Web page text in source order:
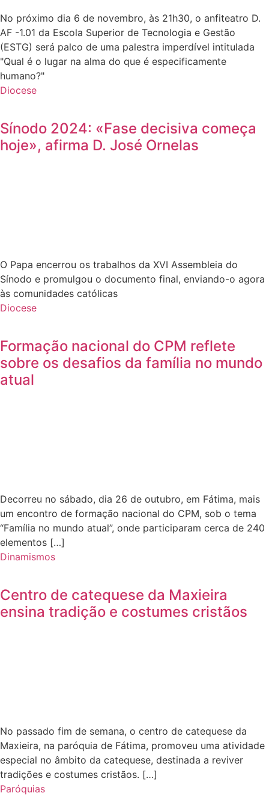
No próximo dia 6 de novembro, às 21h30, o anfiteatro D.
AF -1.01 da Escola Superior de Tecnologia e Gestão
(ESTG) será palco de uma palestra imperdível intitulada
"Qual é o lugar na alma do que é especificamente
humano?"
Diocese
Sínodo 2024: «Fase decisiva começa
hoje», afirma D. José Ornelas
O Papa encerrou os trabalhos da XVI Assembleia do
Sínodo e promulgou o documento final, enviando-o agora
às comunidades católicas
Diocese
Formação nacional do CPM reflete
sobre os desafios da família no mundo
atual
Decorreu no sábado, dia 26 de outubro, em Fátima, mais
um encontro de formação nacional do CPM, sob o tema
“Família no mundo atual”, onde participaram cerca de 240
elementos […]
Dinamismos
Centro de catequese da Maxieira
ensina tradição e costumes cristãos
No passado fim de semana, o centro de catequese da
Maxieira, na paróquia de Fátima, promoveu uma atividade
especial no âmbito da catequese, destinada a reviver
tradições e costumes cristãos. […]
Paróquias